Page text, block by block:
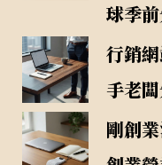
球季
行銷
手老
剛創